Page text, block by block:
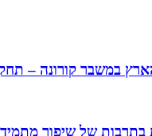
– תחקיר ביניים – 5
בתרבות של שיפור מתמיד